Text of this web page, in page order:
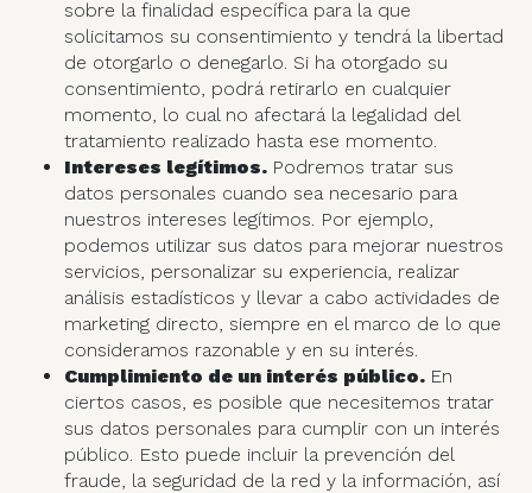
sobre la finalidad específica para la que
solicitamos su consentimiento y tendrá la libertad
de otorgarlo o denegarlo. Si ha otorgado su
consentimiento, podrá retirarlo en cualquier
momento, lo cual no afectará la legalidad del
tratamiento realizado hasta ese momento.
Intereses legítimos. Podremos tratar sus
datos personales cuando sea necesario para
nuestros intereses legítimos. Por ejemplo,
podemos utilizar sus datos para mejorar nuestros
servicios, personalizar su experiencia, realizar
análisis estadísticos y llevar a cabo actividades de
marketing directo, siempre en el marco de lo que
consideramos razonable y en su interés.
Cumplimiento de un interés público. En
ciertos casos, es posible que necesitemos tratar
sus datos personales para cumplir con un interés
público. Esto puede incluir la prevención del
fraude, la seguridad de la red y la información, así